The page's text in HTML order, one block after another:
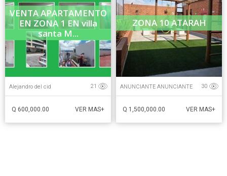
VENTA APARTAMENTO
EN ZONA 1 EN villa
santa M...
Alejandro del cid 21
Q 600,000.00 VER MAS+
ZONA 10 ATARAH
ANUNCIANTE ANUNCIANTE 30
Q 1,500,000.00 VER MAS+